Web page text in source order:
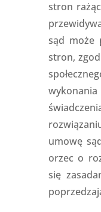
stron
sąd może
stron,
umowę
orzec o
się